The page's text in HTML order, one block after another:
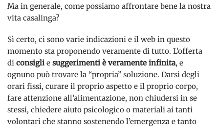
Ma in generale, come possiamo affrontare bene la nostra
vita casalinga?
Sì certo, ci sono varie indicazioni e il web in questo
momento sta proponendo veramente di tutto. L’offerta
di consiglie suggerimenti è veramente infinita, e
ognuno può trovare la “propria” soluzione. Darsi degli
orari fissi, curare il proprio aspetto e il proprio corpo,
fare attenzione all’alimentazione, non chiudersi in se
stessi, chiedere aiuto psicologico o materiali ai tanti
volontari che stanno sostenendo l’emergenza e tanto